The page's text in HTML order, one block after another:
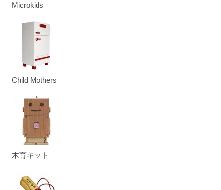
Microkids
Child Mothers
木育キット